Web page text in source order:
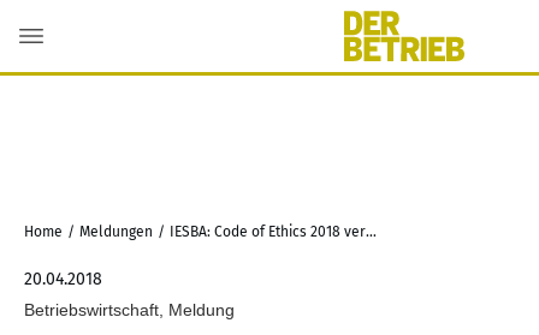
Home / Meldungen / IESBA: Code of Ethics 2018 veröffentlicht
20.04.2018
Betriebswirtschaft, Meldung